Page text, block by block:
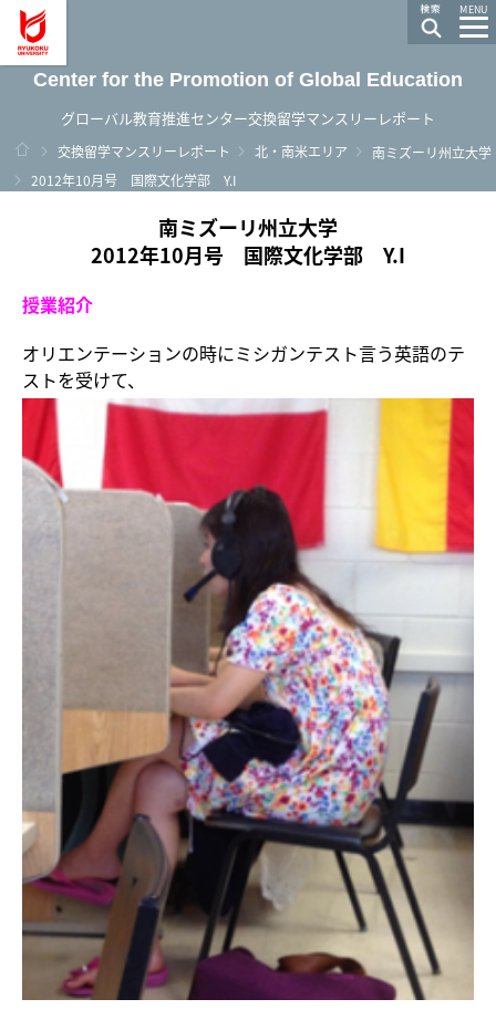
MENU
Center for the Promotion of Global Education
グローバル教育推進センター交換留学マンスリーレポート
ホーム
交換留学マンスリーレポート 北・南米エリア
南ミズーリ州立大学
2012年10月号 国際文化学部 Y.I
南ミズーリ州立大学
2012年10月号 国際文化学部 Y.I
授業紹介
オリエンテーションの時にミシガンテスト言う英語のテ
ストを受けて、